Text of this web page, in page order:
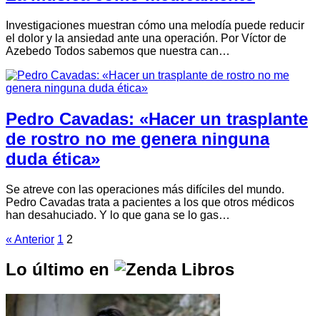
Investigaciones muestran cómo una melodía puede reducir
el dolor y la ansiedad ante una operación. Por Víctor de
Azebedo Todos sabemos que nuestra can…
Pedro Cavadas: «Hacer un trasplante
de rostro no me genera ninguna
duda ética»
Se atreve con las operaciones más difíciles del mundo.
Pedro Cavadas trata a pacientes a los que otros médicos
han desahuciado. Y lo que gana se lo gas…
« Anterior 1 2
Lo último en